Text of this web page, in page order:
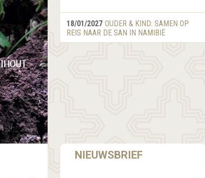
18/01/2027 OUDER & KIND: SAMEN OP
REIS NAAR DE SAN IN NAMIBIË
NIEUWSBRIEF